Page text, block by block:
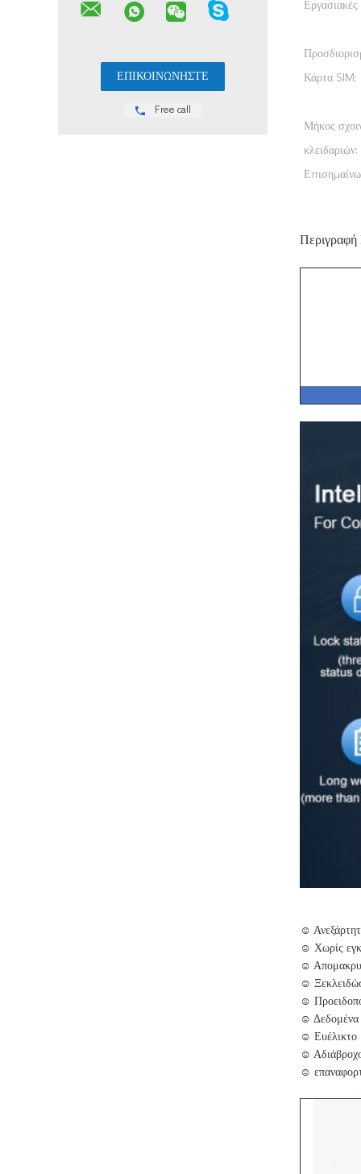
Free call
Εργασιακές
Κάρτα SIM:
Μήκος
κλειδαριών:
Περιγραφή
☺
☺ Χωρίς
☺
☺
☺
☺ Δεδομένα
☺ Ευέλικτο
☺
☺